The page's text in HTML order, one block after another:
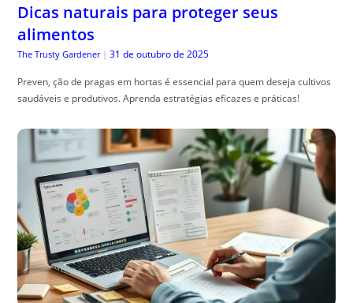
Dicas naturais para proteger seus
alimentos
The Trusty Gardener | 31 de outubro de 2025
Preven, ção de pragas em hortas é essencial para quem deseja cultivos
saudáveis e produtivos. Aprenda estratégias eficazes e práticas!